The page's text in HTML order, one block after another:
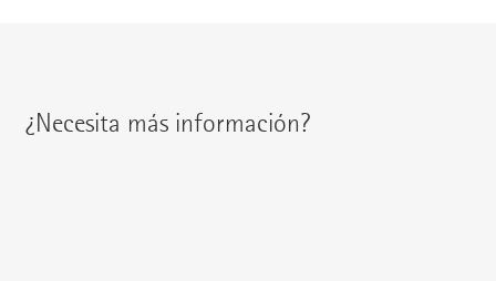
¿Necesita más información?